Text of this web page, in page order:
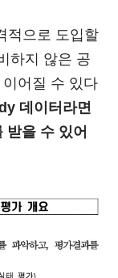
적으로 도입할
하지 않은 공
어질 수 있다
데이터라면
받을 수 있어